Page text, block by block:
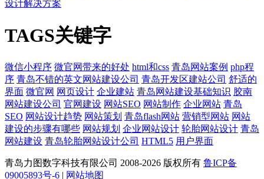
设计解决方案
TAGS关键字
微信小程序 微官网带来的好处 html和css 青岛网站案例 php程
序 青岛不错的英文网站建设公司 青岛开发区建站公司 舒适的
界面 微官网 网页设计 企业建站 青岛网站建设基础知识 胶南
网站建设公司 官网建设 网站SEO 网站制作 企业网站 青岛
SEO 网站设计趋势 网站策划 青岛flash网站 营销型网站 网站
建设的步骤有哪些 网站规划 企业网站设计 轮胎网站设计 青岛
网站建设 青岛轮胎网站设计公司 HTML5 用户界面
青岛力图数字科技有限公司 2008-2026 版权所有 鲁ICP备
09005893号-6 | 网站地图